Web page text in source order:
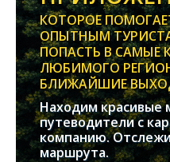
КОТОРОЕ
ОПЫТНЫМ
ПОПАСТЬ В САМЫЕ
ЛЮБИМОГО
БЛИЖАЙШИЕ
Находим красивые
путеводители с
компанию.
маршрута.